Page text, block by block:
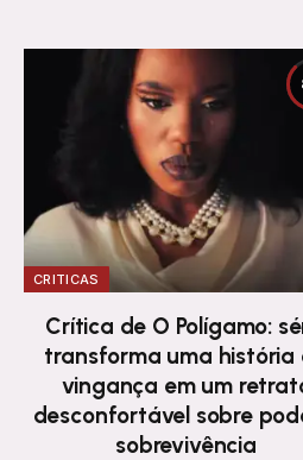
CRITICAS
Crítica de O Polígamo:
transforma uma história
vingança em um
desconfortável sobre
sobrevivência